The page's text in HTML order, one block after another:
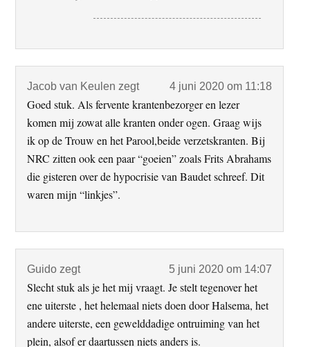
Jacob van Keulen zegt 4 juni 2020 om 11:18
Goed stuk. Als fervente krantenbezorger en lezer
komen mij zowat alle kranten onder ogen. Graag wijs
ik op de Trouw en het Parool,beide verzetskranten. Bij
NRC zitten ook een paar “goeien” zoals Frits Abrahams
die gisteren over de hypocrisie van Baudet schreef. Dit
waren mijn “linkjes”.
Guido zegt 5 juni 2020 om 14:07
Slecht stuk als je het mij vraagt. Je stelt tegenover het
ene uiterste , het helemaal niets doen door Halsema, het
andere uiterste, een gewelddadige ontruiming van het
plein, alsof er daartussen niets anders is.